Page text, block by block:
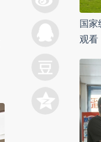
国家
观看